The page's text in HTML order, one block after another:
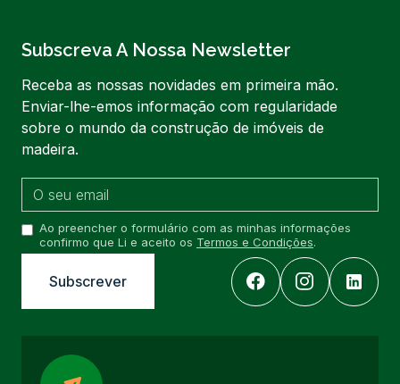
Subscreva A Nossa Newsletter
Receba as nossas novidades em primeira mão.
Enviar-lhe-emos informação com regularidade
sobre o mundo da construção de imóveis de
madeira.
Ao preencher o formulário com as minhas informações
confirmo que Li e aceito os Termos e Condições.